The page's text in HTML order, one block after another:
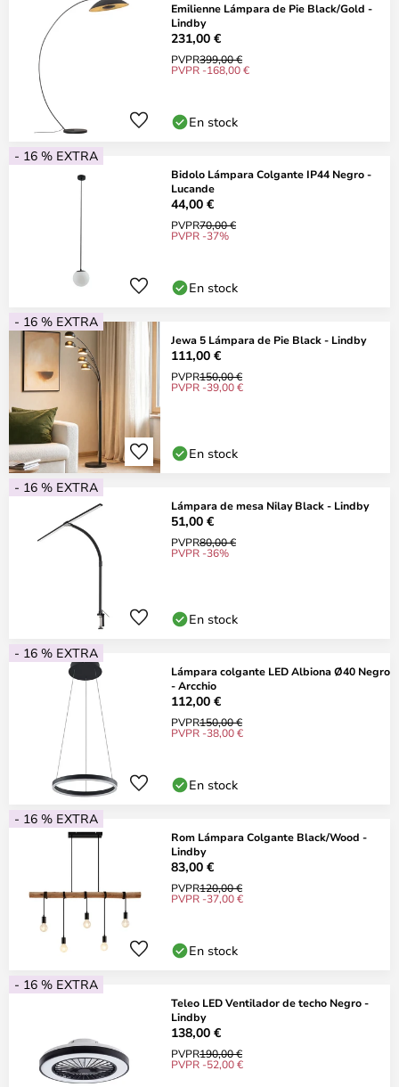
Emilienne Lámpara de Pie Black/Gold -
Lindby
231,00 €
PVPR399,00 €
PVPR -168,00 €
En stock
- 16 % EXTRA
Bidolo Lámpara Colgante IP44 Negro -
Lucande
44,00 €
PVPR70,00 €
PVPR -37%
En stock
- 16 % EXTRA
Jewa 5 Lámpara de Pie Black - Lindby
111,00 €
PVPR150,00 €
PVPR -39,00 €
En stock
- 16 % EXTRA
Lámpara de mesa Nilay Black - Lindby
51,00 €
PVPR80,00 €
PVPR -36%
En stock
- 16 % EXTRA
Lámpara colgante LED Albiona Ø40 Negro
- Arcchio
112,00 €
PVPR150,00 €
PVPR -38,00 €
En stock
- 16 % EXTRA
Rom Lámpara Colgante Black/Wood -
Lindby
83,00 €
PVPR120,00 €
PVPR -37,00 €
En stock
- 16 % EXTRA
Teleo LED Ventilador de techo Negro -
Lindby
138,00 €
PVPR190,00 €
PVPR -52,00 €